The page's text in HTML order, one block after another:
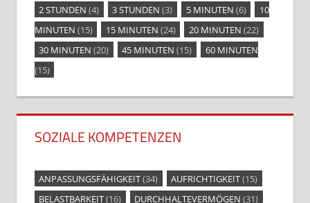
2 STUNDEN (4) 3 STUNDEN (3) 5 MINUTEN (6)
10
MINUTEN (15) 15 MINUTEN (24) 20 MINUTEN (22)
30 MINUTEN (20) 45 MINUTEN (15)
60 MINUTEN
(15)
SOZIALE KOMPETENZEN
ANPASSUNGSFÄHIGKEIT(34) AUFRICHTIGKEIT(15)
BELASTBARKEIT(16) DURCHHALTEVERMÖGEN (31)